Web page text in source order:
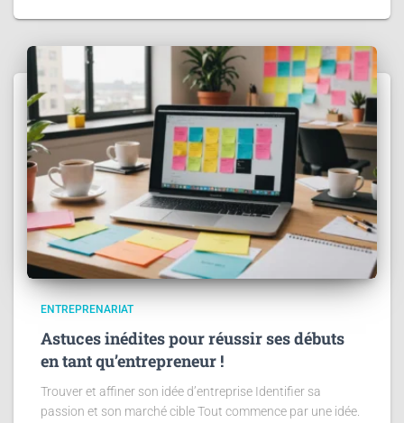
ENTREPRENARIAT
Astuces inédites pour réussir ses débuts
en tant qu’entrepreneur !
Trouver et affiner son idée d’entreprise Identifier sa
passion et son marché cible Tout commence par une idée.